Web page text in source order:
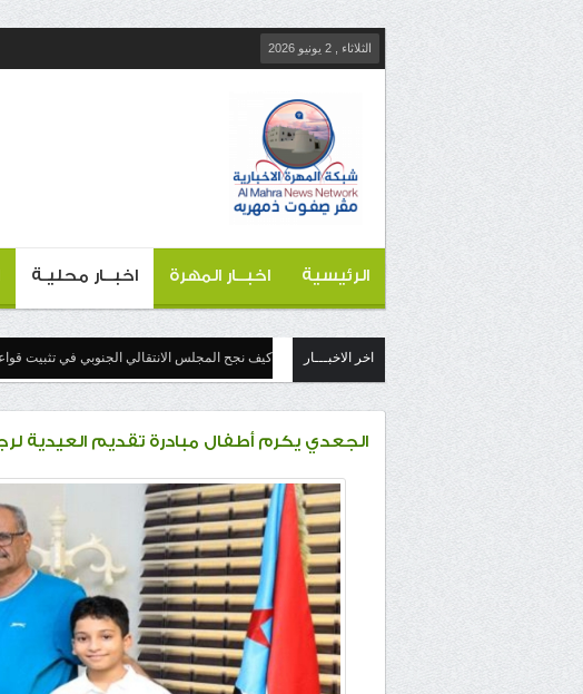
الثلاثاء , 2 يونيو 2026
الرئيسية اخبــار المهرة اخبــار محليـة
اخر الاخبـــار كيف نجح المجلس الانتقالي الجنوبي في تثبيت
الجعدي يكرم أطفال مبادرة تقديم العيدية